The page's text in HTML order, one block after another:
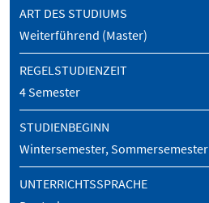
ART DES STUDIUMS
Weiterführend (Master)
REGELSTUDIENZEIT
4 Semester
STUDIENBEGINN
Wintersemester, Sommersemester
UNTERRICHTSSPRACHE